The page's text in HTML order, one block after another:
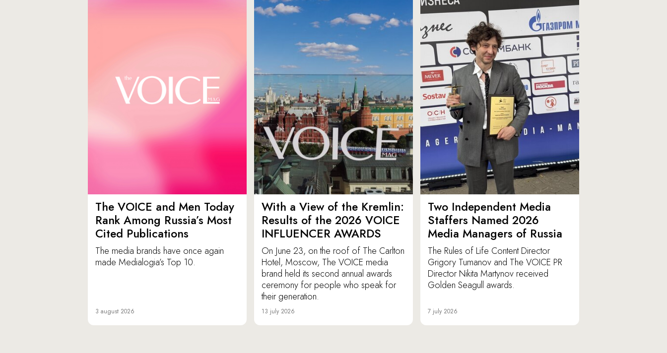
The VOICE and Men Today
Rank Among Russia’s Most
Cited Publications
The media brands have once again
made Medialogia’s Top 10.
3 august 2026
With a View of the Kremlin:
Results of the 2026 VOICE
INFLUENCER AWARDS
On June 23, on the roof of The Carlton
Hotel, Moscow, The VOICE media
brand held its second annual awards
ceremony for people who speak for
their generation.
13 july 2026
Two Independent Media
Staffers Named 2026
Media Managers of Russia
The Rules of Life Content Director
Grigory Tumanov and The VOICE PR
Director Nikita Martynov received
Golden Seagull awards.
7 july 2026